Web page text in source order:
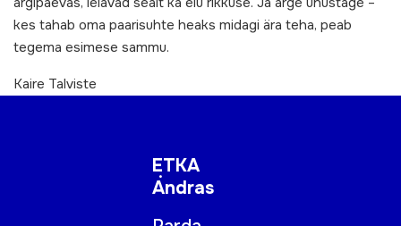
kes tahab oma paarisuhte heaks midagi ära teha, peab
tegema esimese sammu.
Kaire Talviste
ETKA
Andras